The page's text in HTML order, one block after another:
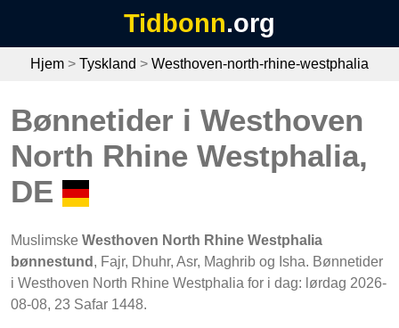
Tidbonn.org
Hjem > Tyskland > Westhoven-north-rhine-westphalia
Bønnetider i Westhoven
North Rhine Westphalia,
DE
Muslimske Westhoven North Rhine Westphalia
bønnestund , Fajr, Dhuhr, Asr, Maghrib og Isha. Bønnetider
i Westhoven North Rhine Westphalia for i dag: lørdag 2026-
08-08, 23 Safar 1448.